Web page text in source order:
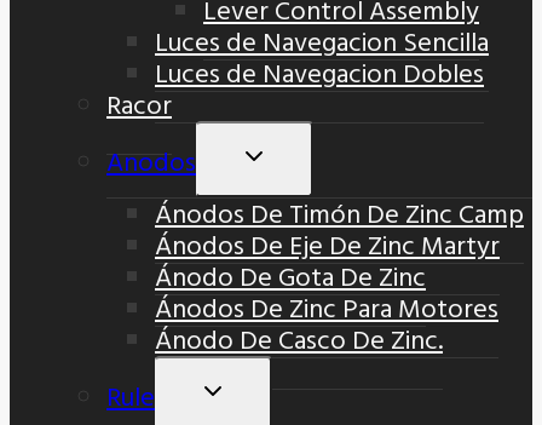
Hijo
Lever Control Assembly
Luces de Navegacion Sencilla
Luces de Navegacion Dobles
Racor
Anodos
Alternar
Hijo
Ánodos De Timón De Zinc Camp
Ánodos De Eje De Zinc Martyr
Ánodo De Gota De Zinc
Ánodos De Zinc Para Motores
Ánodo De Casco De Zinc.
Rule
Alternar